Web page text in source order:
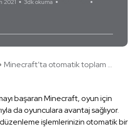
2021 3dk okuma
Minecraft’ta otomatik toplam ...
başaran Minecraft, oyun için
da oyunculara avantaj sağlıyor.
işlemlerinizin otomatik bir